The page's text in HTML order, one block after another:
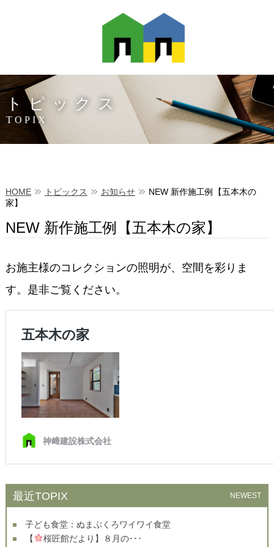
トピックス
TOPIX
HOME トピックス お知らせ
NEW 新作施工例【五本木の
家】
NEW 新作施工例【五本木の家】
お施主様のコレクションの照明が、空間を彩りま
す。是非ご覧ください。
最近TOPIX NEWEST
子ども食堂：ぬまぶくろワイワイ食堂
【
桜匠館だより】８月の･･･